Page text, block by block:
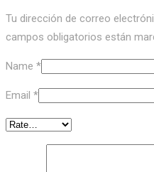
Tu dirección de correo
campos obligatorios están
Name *
Email *